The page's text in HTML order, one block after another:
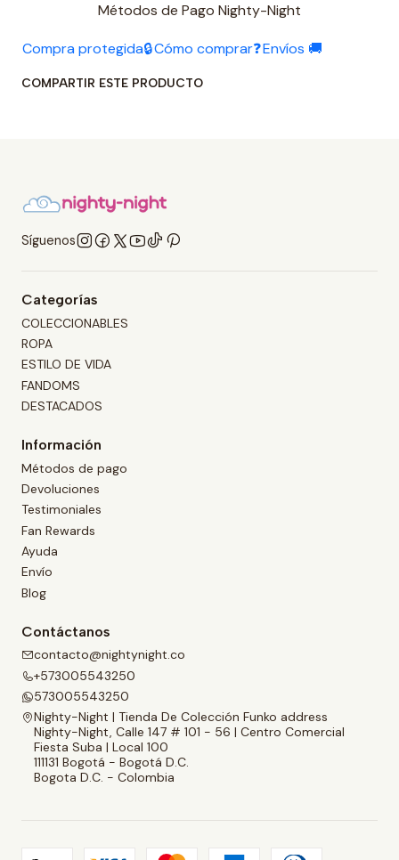
Métodos de Pago Nighty-Night
Compra protegida🔒Cómo comprar❓Envíos 🚚
COMPARTIR ESTE PRODUCTO
Síguenos
Categorías
COLECCIONABLES
ROPA
ESTILO DE VIDA
FANDOMS
DESTACADOS
Información
Métodos de pago
Devoluciones
Testimoniales
Fan Rewards
Ayuda
Envío
Blog
Contáctanos
contacto@nightynight.co
+573005543250
573005543250
Nighty-Night | Tienda De Colección Funko address
Nighty-Night, Calle 147 # 101 - 56 | Centro Comercial
Fiesta Suba | Local 100
111131 Bogotá - Bogotá D.C.
Bogota D.C. - Colombia